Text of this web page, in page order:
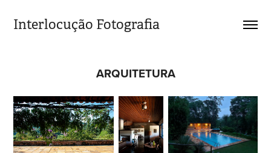
Interlocução Fotografia
ARQUITETURA